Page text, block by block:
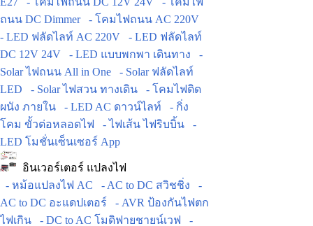
ถนน DC Dimmer
- โคมไฟถนน AC 220V
- LED ฟลัดไลท์ AC 220V
- LED ฟลัดไลท์
DC 12V 24V
- LED แบบพกพา เดินทาง
-
Solar ไฟถนน All in One
- Solar ฟลัดไลท์
LED
- Solar ไฟสวน ทางเดิน
- โคมไฟติด
ผนัง ภายใน
- LED AC ดาวน์ไลท์
- กิ่ง
โคม ขั้วต่อหลอดไฟ
- ไฟเส้น ไฟริบบิ้น
-
LED โมชั่นเซ็นเซอร์ App
อินเวอร์เตอร์ แปลงไฟ
- หม้อแปลงไฟ AC
- AC to DC สวิชชิ่ง
-
AC to DC อะแดปเตอร์
- AVR ป้องกันไฟตก
ไฟเกิน
- DC to AC โมดิฟายชายน์เวฟ -